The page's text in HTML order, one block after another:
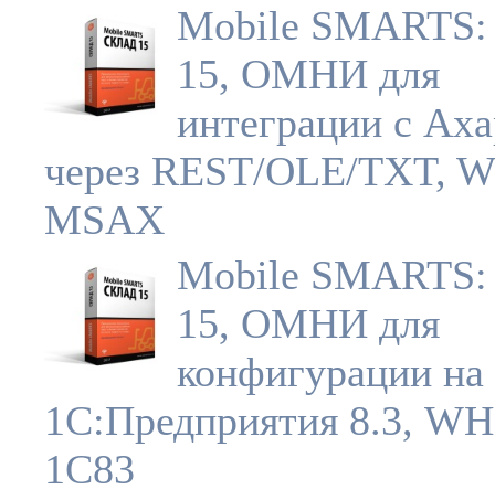
Mobile
15, ОМНИ для
интеграции с
через REST/OLE/TXT,
MSAX
Mobile
15, ОМНИ для
конфигурации на
1С:Предприятия 8.3,
1C83